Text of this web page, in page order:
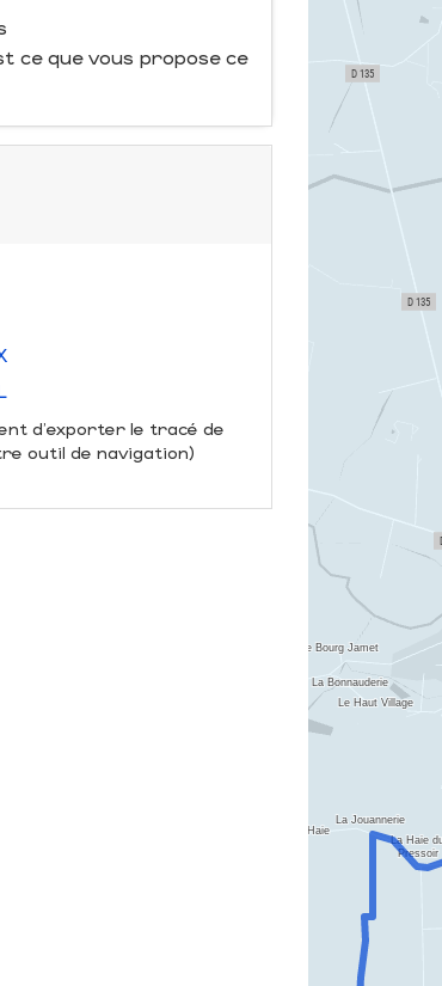
ce que vous propose ce
d'exporter le tracé de
outil de navigation)